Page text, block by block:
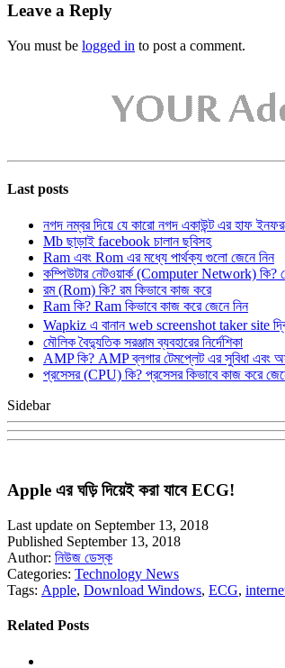
Leave a Reply
You must be logged in to post a comment.
Last posts
নগদ নম্বর দিয়ে যে কারো নগদ একাউন্ট এর হাফ
Mb ছাড়াই facebook চালান ছবিসহ
Ram এবং Rom এর মধ্যে পার্থক্য গুলো জেনে নিন
কম্পিউটার নেটওয়ার্ক (Computer Network) কি?
রম (Rom) কি? রম কিভাবে কাজ করে
Ram কি? Ram কিভাবে কাজ করে জেনে নিন
Wapkiz এ বানান web screenshot taker site
মৌলিক বৈদ্যুতিক সরঞ্জাম ব্যবহারের নির্দেশিকা
AMP কি? AMP ব্লগার টেমপ্লেট এর সুবিধা এবং
প্রসেসর (CPU) কি? প্রসেসর কিভাবে কাজ করে
Sidebar
Apple এর ঘড়ি দিয়েই করা যাবে ECG!
Last update on September 13, 2018
Published September 13, 2018
Author: নিউজ ডেস্ক
Categories: Technology News
Tags: Apple, Download Windows, ECG,
Related Posts